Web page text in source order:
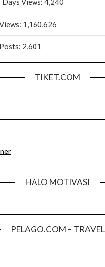
Days Views: 4,240
1,160,626
2,601
TIKET.COM
HALO MOTIVASI
PELAGO.COM – TRAVEL